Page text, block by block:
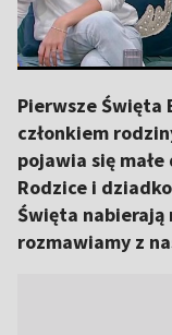
Pierwsze Święta
członkiem
pojawia się
Rodzice i
Święta nabierają
rozmawiamy z